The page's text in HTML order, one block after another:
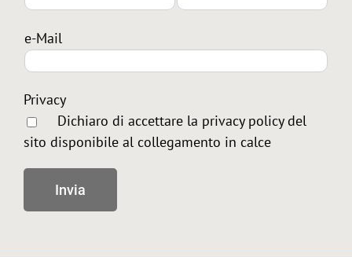
e-Mail
Privacy
Dichiaro di accettare la privacy policy del
sito disponibile al collegamento in calce